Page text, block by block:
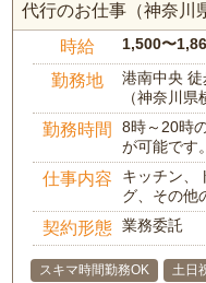
代行のお仕事（神奈川
時給 1,500〜
勤務地
港南中央
（神奈川県
勤務時間
8時～20時
が可能です
仕事内容
キッチン、
グ、その他
契約形態 業務委託
スキマ時間勤務OK 土日